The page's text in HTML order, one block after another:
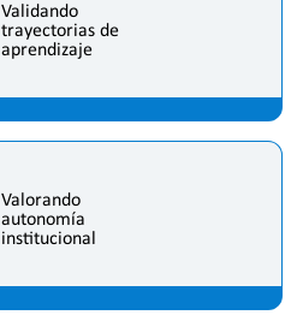
Validando
trayectorias de
aprendizaje
Valorando
autonomía
institucional